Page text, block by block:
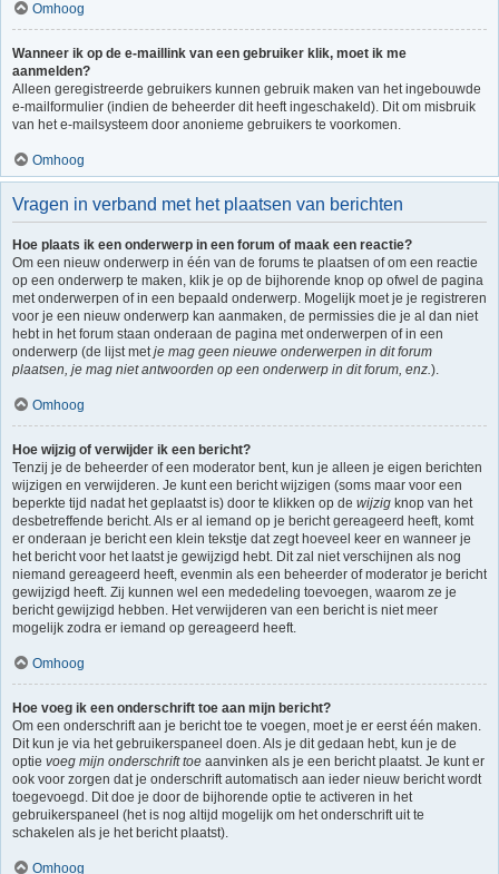
Omhoog
Wanneer ik op de e-maillink van een gebruiker klik, moet ik me
aanmelden?
Alleen geregistreerde gebruikers kunnen gebruik maken van het ingebouwde
e-mailformulier (indien de beheerder dit heeft ingeschakeld). Dit om misbruik
van het e-mailsysteem door anonieme gebruikers te voorkomen.
Omhoog
Vragen in verband met het plaatsen van berichten
Hoe plaats ik een onderwerp in een forum of maak een reactie?
Om een nieuw onderwerp in één van de forums te plaatsen of om een reactie
op een onderwerp te maken, klik je op de bijhorende knop op ofwel de pagina
met onderwerpen of in een bepaald onderwerp. Mogelijk moet je je registreren
voor je een nieuw onderwerp kan aanmaken, de permissies die je al dan niet
hebt in het forum staan onderaan de pagina met onderwerpen of in een
onderwerp (de lijst metje mag geen nieuwe onderwerpen in dit forum
plaatsen, je mag niet antwoorden op een onderwerp in dit forum, enz.).
Omhoog
Hoe wijzig of verwijder ik een bericht?
Tenzij je de beheerder of een moderator bent, kun je alleen je eigen berichten
wijzigen en verwijderen. Je kunt een bericht wijzigen (soms maar voor een
beperkte tijd nadat het geplaatst is) door te klikken op de wijzig knop van het
desbetreffende bericht. Als er al iemand op je bericht gereageerd heeft, komt
er onderaan je bericht een klein tekstje dat zegt hoeveel keer en wanneer je
het bericht voor het laatst je gewijzigd hebt. Dit zal niet verschijnen als nog
niemand gereageerd heeft, evenmin als een beheerder of moderator je bericht
gewijzigd heeft. Zij kunnen wel een mededeling toevoegen, waarom ze je
bericht gewijzigd hebben. Het verwijderen van een bericht is niet meer
mogelijk zodra er iemand op gereageerd heeft.
Omhoog
Hoe voeg ik een onderschrift toe aan mijn bericht?
Om een onderschrift aan je bericht toe te voegen, moet je er eerst één maken.
Dit kun je via het gebruikerspaneel doen. Als je dit gedaan hebt, kun je de
optie voeg mijn onderschrift toe aanvinken als je een bericht plaatst. Je kunt er
ook voor zorgen dat je onderschrift automatisch aan ieder nieuw bericht wordt
toegevoegd. Dit doe je door de bijhorende optie te activeren in het
gebruikerspaneel (het is nog altijd mogelijk om het onderschrift uit te
schakelen als je het bericht plaatst).
Omhoog